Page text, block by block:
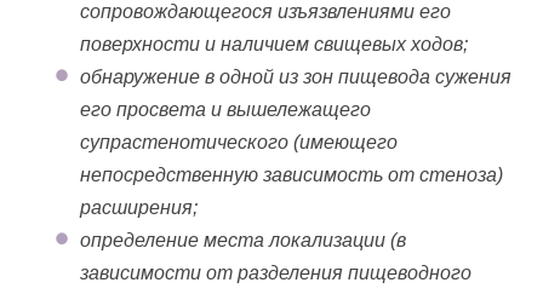
сопровождающегося изъязвлениями его
поверхности и наличием свищевых ходов;
обнаружение в одной из зон пищевода сужения
его просвета и вышележащего
супрастенотического (имеющего
непосредственную зависимость от стеноза)
расширения;
определение места локализации (в
зависимости от разделения пищеводного